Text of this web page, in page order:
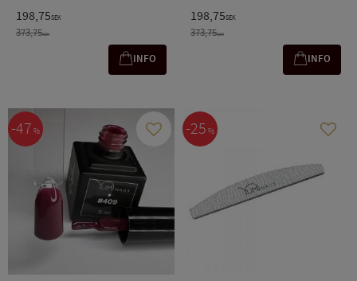
198,75SEK
373,75SEK
INFO
198,75SEK
373,75SEK
INFO
47 % Gem som favorit
25 % Gem